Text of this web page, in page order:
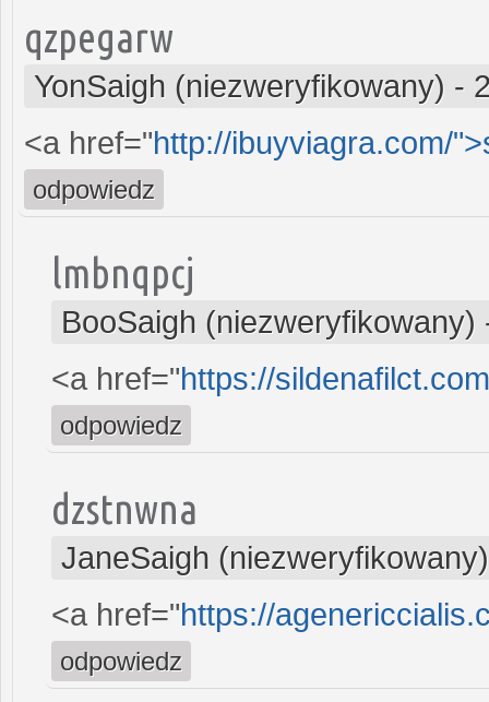
qzpegarw
YonSaigh (niezweryfikowany) -
<a href="http://ibuyviagra.com/
odpowiedz
lmbnqpcj
BooSaigh (niezweryfikowany)
<a href="https://
odpowiedz
dzstnwna
JaneSaigh (niezweryfikowany)
<a href="https://
odpowiedz